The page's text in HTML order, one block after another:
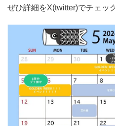
ぜひ詳細をX(twitter)でチェッ